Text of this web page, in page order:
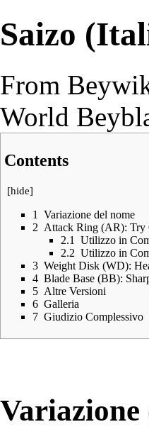
Saizo
From
World
Contents
[hide]
1
Variazione del nome
2 Attack Ring (AR): Try
2.1
Utilizzo in
2.2 Utilizzo in
3 Weight Disk (WD):
4 Blade Base (BB):
5 Altre Versioni
6 Galleria
7 Giudizio Complessivo
Variazione